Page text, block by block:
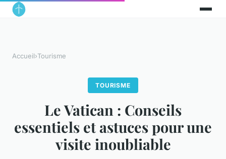
Accueil›Tourisme
TOURISME
Le Vatican : Conseils
essentiels et astuces pour une
visite inoubliable